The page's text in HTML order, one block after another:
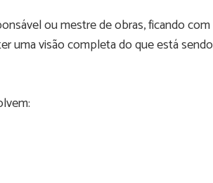
ou mestre de obras, ficando com
uma visão completa do que está sendo